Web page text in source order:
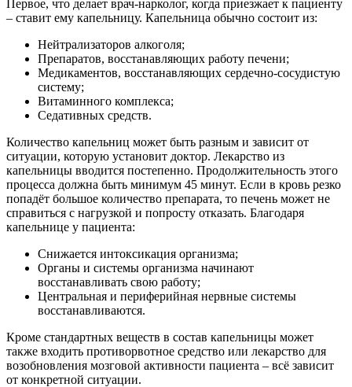
Первое, что делает врач-нарколог, когда приезжает к пациенту
– ставит ему капельницу. Капельница обычно состоит из:
Нейтрализаторов алкоголя;
Препаратов, восстанавляющих работу печени;
Медикаментов, восстанавляющих сердечно-сосудистую
систему;
Витаминного комплекса;
Седативных средств.
Количество капельниц может быть разным и зависит от
ситуации, которую установит доктор. Лекарство из
капельницы вводится постепенно. Продолжительность этого
процесса должна быть минимум 45 минут. Если в кровь резко
попадёт большое количество препарата, то печень может не
справиться с нагрузкой и попросту отказать. Благодаря
капельнице у пациента:
Снижается интоксикация организма;
Органы и системы организма начинают
восстанавливать свою работу;
Центральная и периферийная нервные системы
восстанавливаются.
Кроме стандартных веществ в состав капельницы может
также входить противорвотное средство или лекарство для
возобновления мозговой активности пациента – всё зависит
от конкретной ситуации.